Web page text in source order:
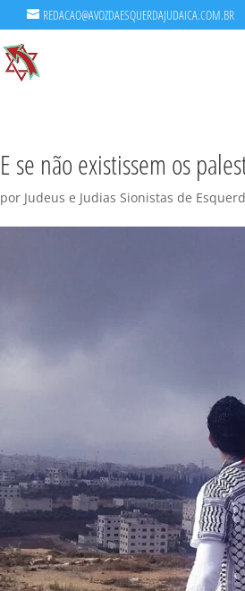
REDACAO@AVOZDAESQUERDAJUDAICA.COM.BR
E se não existissem os
por Judeus e Judias Sionistas de